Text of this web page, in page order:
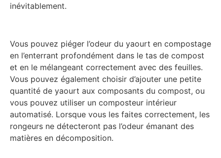
inévitablement.
Vous pouvez piéger l’odeur du yaourt en compostage
en l’enterrant profondément dans le tas de compost
et en le mélangeant correctement avec des feuilles.
Vous pouvez également choisir d’ajouter une petite
quantité de yaourt aux composants du compost, ou
vous pouvez utiliser un composteur intérieur
automatisé. Lorsque vous les faites correctement, les
rongeurs ne détecteront pas l’odeur émanant des
matières en décomposition.